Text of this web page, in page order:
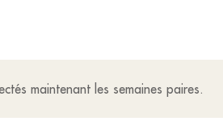
maintenant les semaines paires.